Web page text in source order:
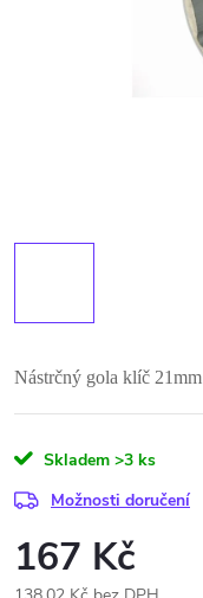
Nástrčný gola klíč 21mm
Skladem >3 ks
Možnosti doručení
167 Kč